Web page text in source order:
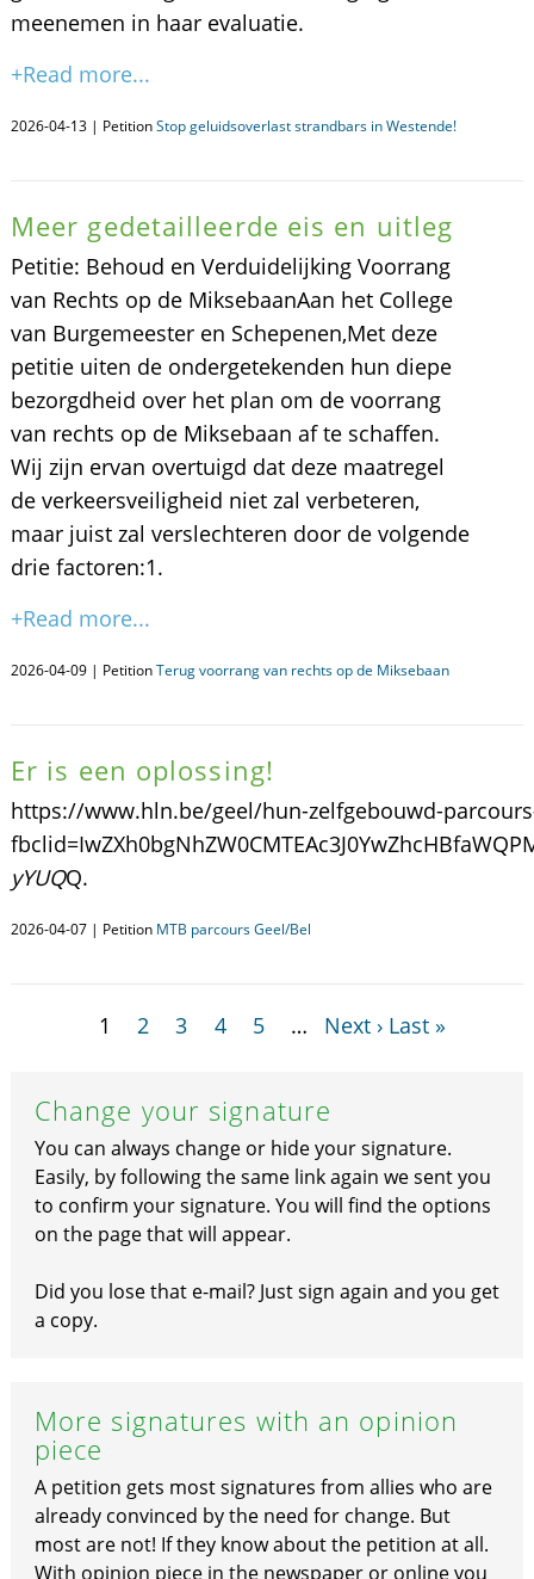
meenemen in haar evaluatie.
+Read more...
2026-04-13 | PetitionStop geluidsoverlast strandbars in Westende!
Meer gedetailleerde eis en uitleg
​Petitie: Behoud en Verduidelijking Voorrang
van Rechts op de Miksebaan ​Aan het College
van Burgemeester en Schepenen, ​Met deze
petitie uiten de ondergetekenden hun diepe
bezorgdheid over het plan om de voorrang
van rechts op de Miksebaan af te schaffen.
Wij zijn ervan overtuigd dat deze maatregel
de verkeersveiligheid niet zal verbeteren,
maar juist zal verslechteren door de volgende
drie factoren: ​1.
+Read more...
2026-04-09 | PetitionTerug voorrang van rechts op de Miksebaan
Er is een oplossing!
https://www.hln.be/geel/hun-zelfgebouwd-
yYUQQ.
2026-04-07 | Petition MTB parcours Geel/Bel
1 2 3 4 5 … Next › Last »
Change your signature
You can always change or hide your signature.
Easily, by following the same link again we sent you
to confirm your signature. You will find the options
on the page that will appear.
Did you lose that e-mail? Just sign again and you get
a copy.
More signatures with an opinion
piece
A petition gets most signatures from allies who are
already convinced by the need for change. But
most are not! If they know about the petition at all.
With opinion piece in the newspaper or online you